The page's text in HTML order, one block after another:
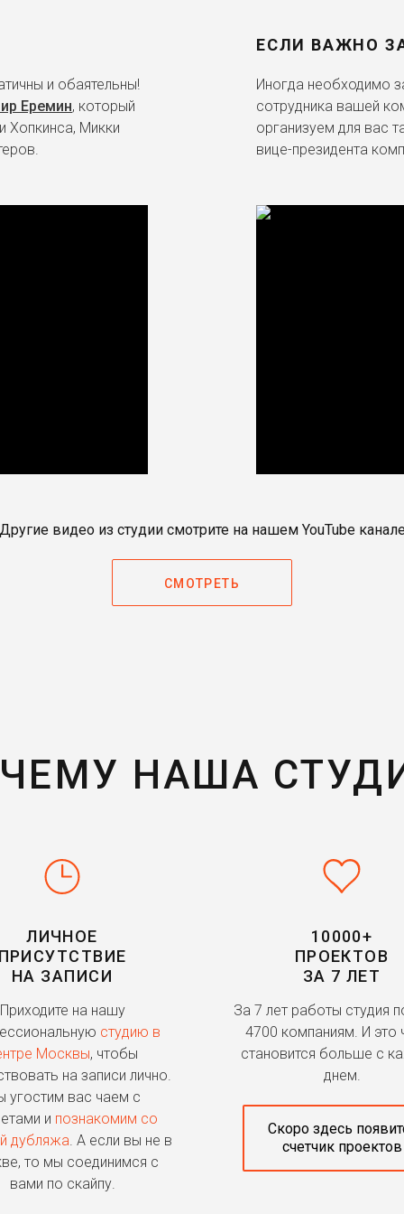
и обаятельны!
Еремин, который
Хопкинса, Микки
ЕСЛИ ВАЖНО
Иногда необходимо
сотрудника вашей
организуем для вас
вице-президента
видео из студии смотрите на нашем YouTube
СМОТРЕТЬ
НАША
ЛИЧНОЕ
НА ЗАПИСИ
Приходите на нашу
студию в
Москвы, чтобы
на записи лично.
угостим вас чаем с
и познакомим со
дубляжа. А если вы не в
то мы соединимся с
вами по скайпу.
10000+
ПРОЕКТОВ
ЗА 7 ЛЕТ
За 7 лет работы студия
4700 компаниям. И это
становится больше с
днем.
Скоро здесь
счетчик проектов